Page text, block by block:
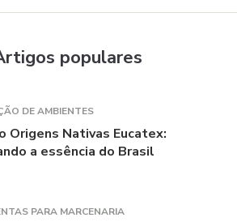
populares
DE AMBIENTES
Origens Nativas Eucatex:
a essência do Brasil
PARA MARCENARIA